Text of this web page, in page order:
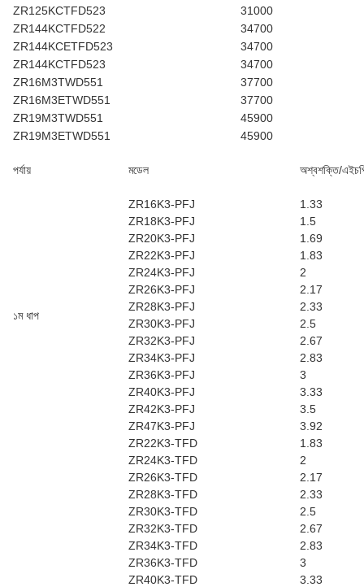
ZR125KCTFD523
31000
ZR144KCTFD522
34700
ZR144KCETFD523
34700
ZR144KCTFD523
34700
ZR16M3TWD551
37700
ZR16M3ETWD551
37700
ZR19M3TWD551
45900
ZR19M3ETWD551
45900
পর্যায় মডেল অশ্বশক্তি/
১ম ধাপ
ZR16K3-PFJ
1.33
ZR18K3-PFJ
1.5
ZR20K3-PFJ
1.69
ZR22K3-PFJ
1.83
ZR24K3-PFJ
2
ZR26K3-PFJ
2.17
ZR28K3-PFJ
2.33
ZR30K3-PFJ
2.5
ZR32K3-PFJ
2.67
ZR34K3-PFJ
2.83
ZR36K3-PFJ
3
ZR40K3-PFJ
3.33
ZR42K3-PFJ
3.5
ZR47K3-PFJ
3.92
ZR22K3-TFD
1.83
ZR24K3-TFD
2
ZR26K3-TFD
2.17
ZR28K3-TFD
2.33
ZR30K3-TFD
2.5
ZR32K3-TFD
2.67
ZR34K3-TFD
2.83
ZR36K3-TFD
3
ZR40K3-TFD
3.33